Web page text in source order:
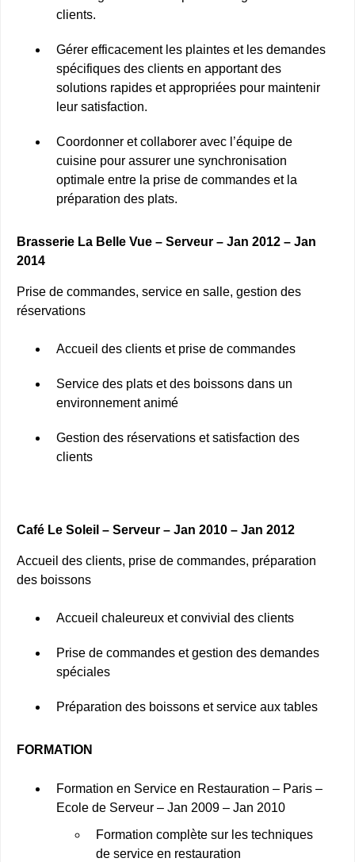
clients.
Gérer efficacement les plaintes et les demandes
spécifiques des clients en apportant des
solutions rapides et appropriées pour maintenir
leur satisfaction.
Coordonner et collaborer avec l’équipe de
cuisine pour assurer une synchronisation
optimale entre la prise de commandes et la
préparation des plats.
Brasserie La Belle Vue – Serveur – Jan 2012 – Jan
2014
Prise de commandes, service en salle, gestion des
réservations
Accueil des clients et prise de commandes
Service des plats et des boissons dans un
environnement animé
Gestion des réservations et satisfaction des
clients
Café Le Soleil – Serveur – Jan 2010 – Jan 2012
Accueil des clients, prise de commandes, préparation
des boissons
Accueil chaleureux et convivial des clients
Prise de commandes et gestion des demandes
spéciales
Préparation des boissons et service aux tables
FORMATION
Formation en Service en Restauration – Paris –
Ecole de Serveur – Jan 2009 – Jan 2010
Formation complète sur les techniques
de service en restauration